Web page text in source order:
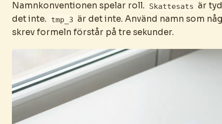
Namnkonventionen spelar roll. Skattesats är
det inte.
tmp_3 är det inte. Använd namn som
skrev formeln förstår på tre sekunder.